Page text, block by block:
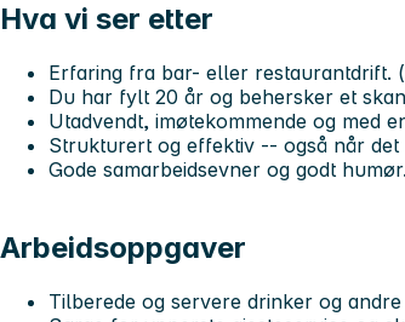
Hva vi ser etter
Erfaring fra bar- eller restaurantdrift.
Du har fylt 20 år og behersker et
Utadvendt, imøtekommende og med
Strukturert og effektiv -- også når
Gode samarbeidsevner og godt humør.
Arbeidsoppgaver
Tilberede og servere drinker og